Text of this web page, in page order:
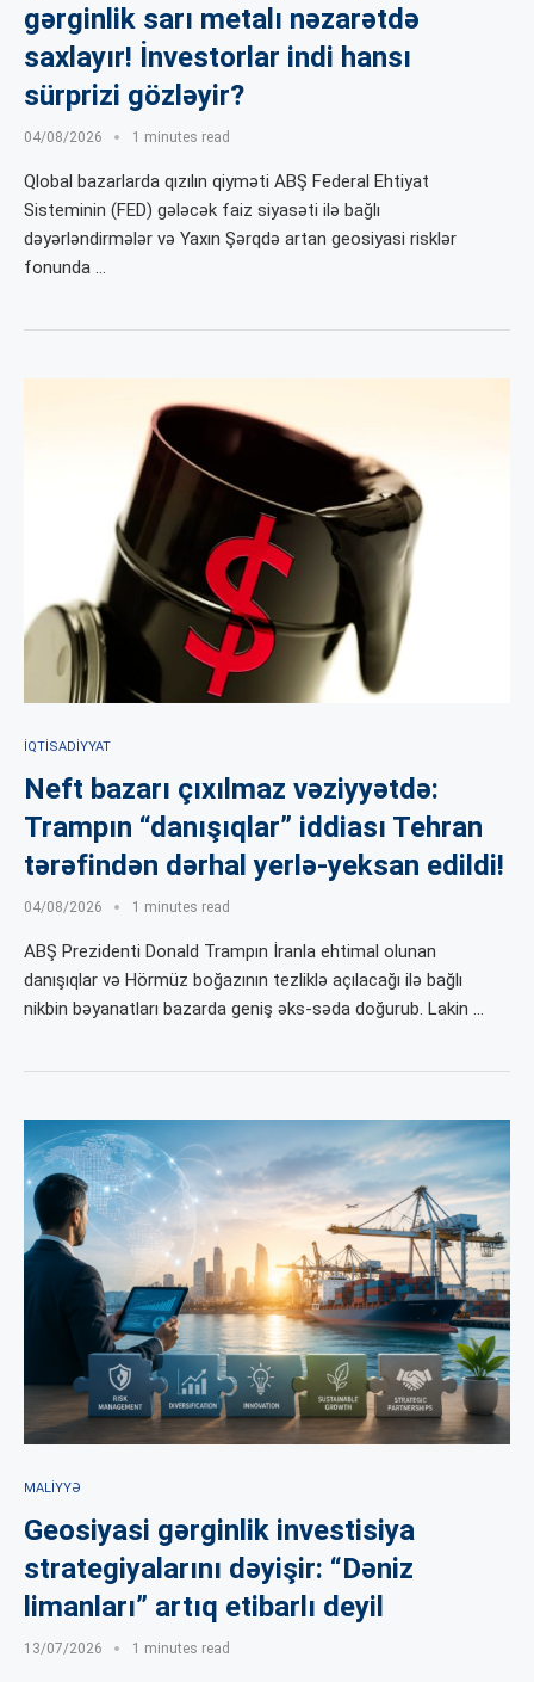
gərginlik sarı metalı nəzarətdə
saxlayır! İnvestorlar indi hansı
sürprizi gözləyir?
04/08/2026 1 minutes read
Qlobal bazarlarda qızılın qiyməti ABŞ Federal Ehtiyat
Sisteminin (FED) gələcək faiz siyasəti ilə bağlı
dəyərləndirmələr və Yaxın Şərqdə artan geosiyasi risklər
fonunda …
İQTISADIYYAT
Neft bazarı çıxılmaz vəziyyətdə:
Trampın “danışıqlar” iddiası Tehran
tərəfindən dərhal yerlə-yeksan edildi!
04/08/2026 1 minutes read
ABŞ Prezidenti Donald Trampın İranla ehtimal olunan
danışıqlar və Hörmüz boğazının tezliklə açılacağı ilə bağlı
nikbin bəyanatları bazarda geniş əks-səda doğurub. Lakin …
MALIYYƏ
Geosiyasi gərginlik investisiya
strategiyalarını dəyişir: “Dəniz
limanları” artıq etibarlı deyil
13/07/2026 1 minutes read